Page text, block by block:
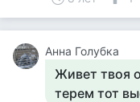
Анна Голубка
Живет твоя
терем тот